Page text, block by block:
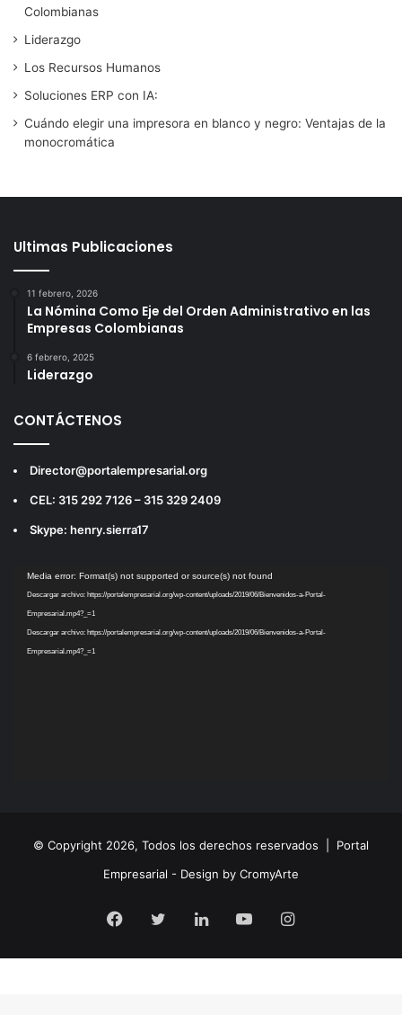
o
Colombianas
Liderazgo
Los Recursos Humanos
Soluciones ERP con IA:
Cuándo elegir una impresora en blanco y negro: Ventajas de la
monocromática
Ultimas Publicaciones
11 febrero, 2026
La Nómina Como Eje del Orden Administrativo en las
Empresas Colombianas
6 febrero, 2025
Liderazgo
CONTÁCTENOS
Director@portalempresarial.org
CEL: 315 292 7126 – 315 329 2409
Skype: henry.sierra17
Reproductor
vídeo
Media error: Format(s) not supported or source(s) not found
Descargar archivo: https://portalempresarial.org/wp-content/uploads/2019/06/Bienvenidos-a-Portal-
Empresarial.mp4?_=1
Descargar archivo: https://portalempresarial.org/wp-content/uploads/2019/06/Bienvenidos-a-Portal-
Empresarial.mp4?_=1
© Copyright 2026, Todos los derechos reservados | Portal
Empresarial - Design by CromyArte
Facebook
TwitterLinkedInYouTubeInstagram